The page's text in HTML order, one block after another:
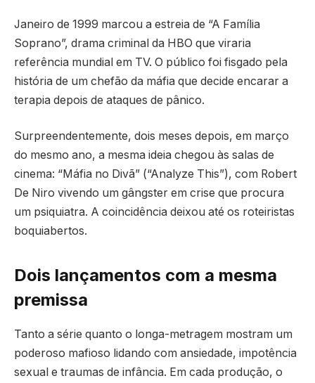
Janeiro de 1999 marcou a estreia de “A Família
Soprano”, drama criminal da HBO que viraria
referência mundial em TV. O público foi fisgado pela
história de um chefão da máfia que decide encarar a
terapia depois de ataques de pânico.
Surpreendentemente, dois meses depois, em março
do mesmo ano, a mesma ideia chegou às salas de
cinema: “Máfia no Divã” (“Analyze This”), com Robert
De Niro vivendo um gângster em crise que procura
um psiquiatra. A coincidência deixou até os roteiristas
boquiabertos.
Dois lançamentos com a mesma
premissa
Tanto a série quanto o longa-metragem mostram um
poderoso mafioso lidando com ansiedade, impotência
sexual e traumas de infância. Em cada produção, o